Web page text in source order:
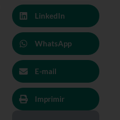
LinkedIn
WhatsApp
E-mail
Imprimir